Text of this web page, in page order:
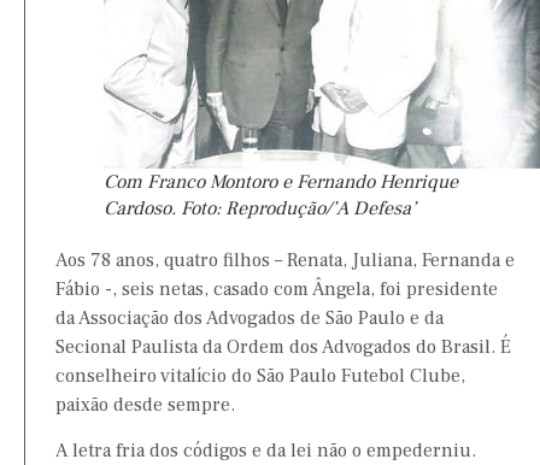
Com Franco Montoro e Fernando Henrique
Cardoso. Foto: Reprodução/’A Defesa’
Aos 78 anos, quatro filhos – Renata, Juliana, Fernanda e
Fábio -, seis netas, casado com Ângela, foi presidente
da Associação dos Advogados de São Paulo e da
Secional Paulista da Ordem dos Advogados do Brasil. É
conselheiro vitalício do São Paulo Futebol Clube,
paixão desde sempre.
A letra fria dos códigos e da lei não o empederniu.